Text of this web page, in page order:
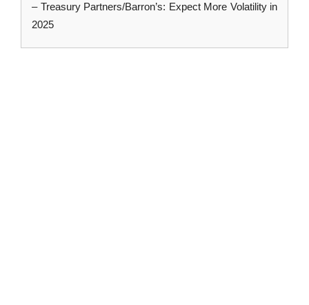
– Treasury Partners/Barron’s: Expect More Volatility in
2025